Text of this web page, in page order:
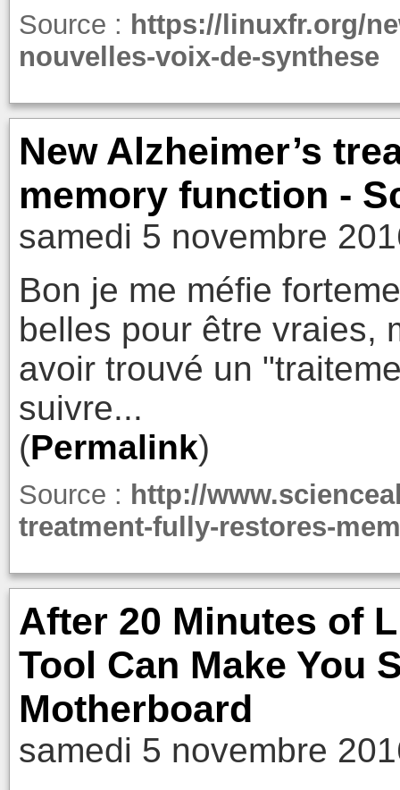
Source : https://linuxfr.org/
nouvelles-voix-de-synthese
New Alzheimer’s
memory function -
samedi 5 novembre
Bon je me méfie
belles pour être vraies,
avoir trouvé un
suivre...
(Permalink)
Source : http://
treatment-fully-restores-
After 20 Minutes of
Tool Can Make You
Motherboard
samedi 5 novembre